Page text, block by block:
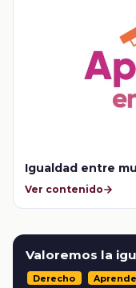
Igualdad entre
Ver contenido
Valoremos la
Derecho